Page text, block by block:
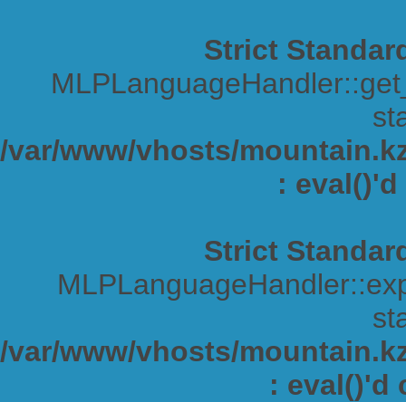
Strict
/var/www/vhosts/
:
Strict
/var/www/vhosts/
: eval()'d